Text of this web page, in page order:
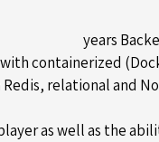
containerized
relational and
as well as the